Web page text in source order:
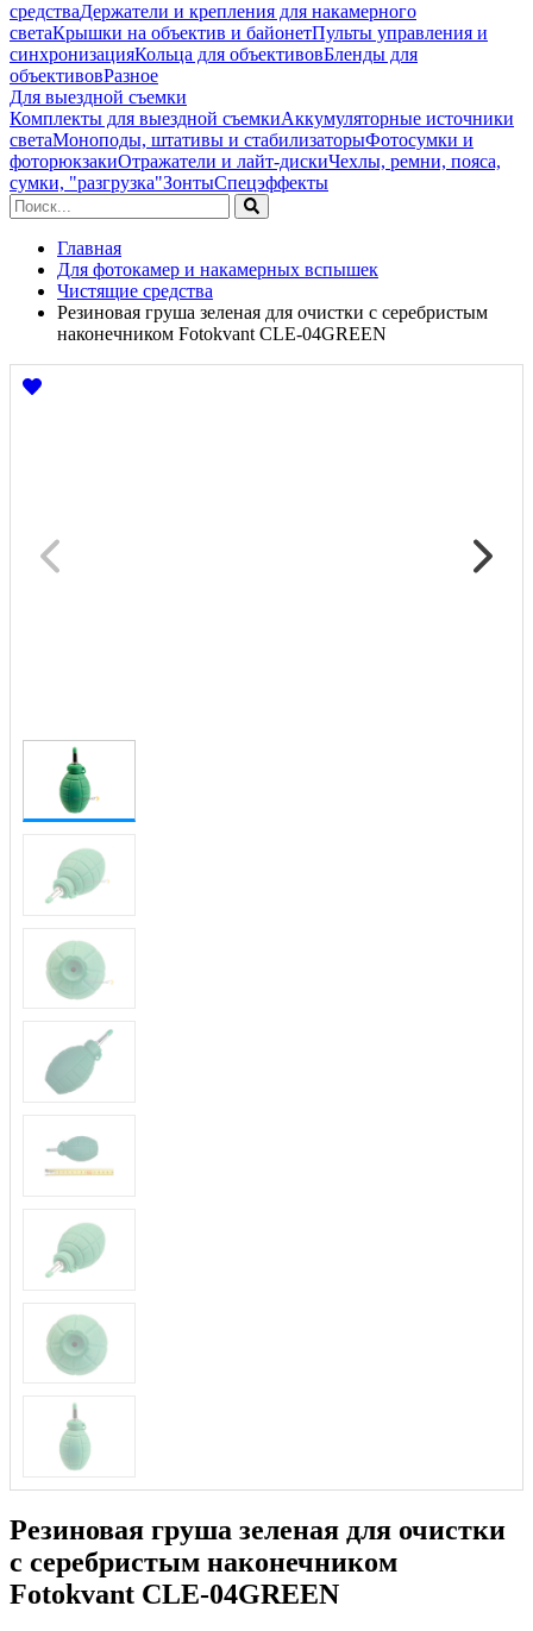
средстваДержатели и крепления для накамерного
светаКрышки на объектив и байонетПульты управления и
синхронизацияКольца для объективовБленды для
объективовРазное
Для выездной съемки
Комплекты для выездной съемкиАккумуляторные источники
светаМоноподы, штативы и стабилизаторыФотосумки и
фоторюкзакиОтражатели и лайт-дискиЧехлы, ремни, пояса,
сумки, "разгрузка"ЗонтыСпецэффекты
Главная
Для фотокамер и накамерных вспышек
Чистящие средства
Резиновая груша зеленая для очистки c серебристым
наконечником Fotokvant CLE-04GREEN
Резиновая груша зеленая для очистки
c серебристым наконечником
Fotokvant CLE-04GREEN